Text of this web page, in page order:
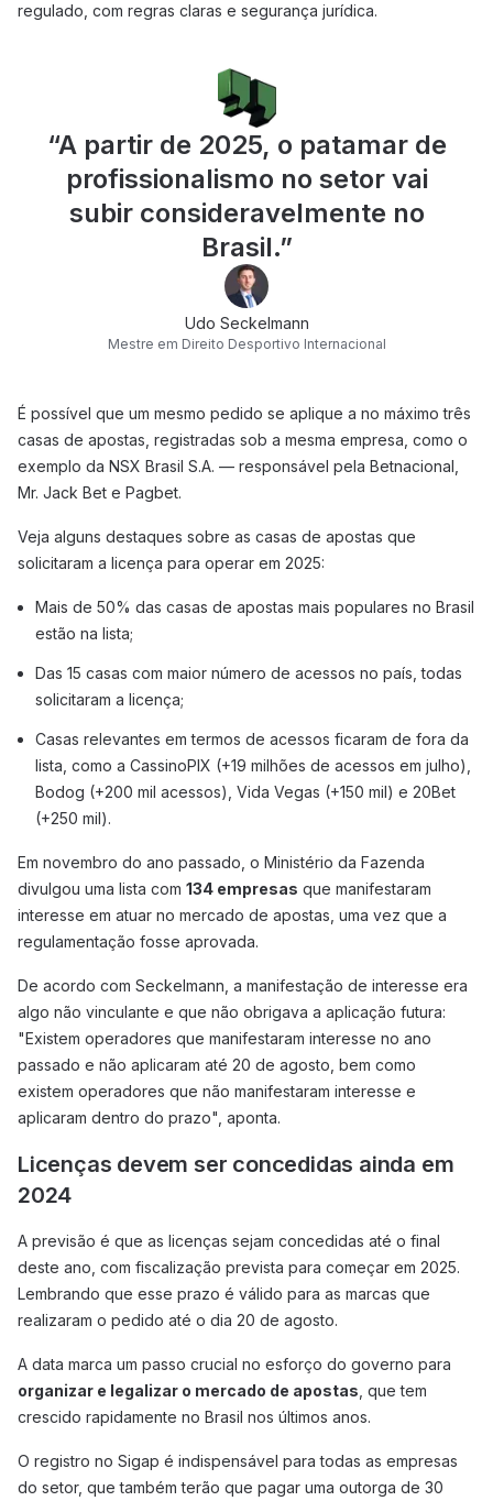
regulado, com regras claras e segurança jurídica.
“A partir de 2025, o patamar de
profissionalismo no setor vai
subir consideravelmente no
Brasil.”
Udo Seckelmann
Mestre em Direito Desportivo Internacional
É possível que um mesmo pedido se aplique a no máximo três
casas de apostas, registradas sob a mesma empresa, como o
exemplo da NSX Brasil S.A. — responsável pela Betnacional,
Mr. Jack Bet e Pagbet.
Veja alguns destaques sobre as casas de apostas que
solicitaram a licença para operar em 2025:
Mais de 50% das casas de apostas mais populares no Brasil
estão na lista;
Das 15 casas com maior número de acessos no país, todas
solicitaram a licença;
Casas relevantes em termos de acessos ficaram de fora da
lista, como a CassinoPIX (+19 milhões de acessos em julho),
Bodog (+200 mil acessos), Vida Vegas (+150 mil) e 20Bet
(+250 mil).
Em novembro do ano passado, o Ministério da Fazenda
divulgou uma lista com 134 empresas que manifestaram
interesse em atuar no mercado de apostas, uma vez que a
regulamentação fosse aprovada.
De acordo com Seckelmann, a manifestação de interesse era
algo não vinculante e que não obrigava a aplicação futura:
"Existem operadores que manifestaram interesse no ano
passado e não aplicaram até 20 de agosto, bem como
existem operadores que não manifestaram interesse e
aplicaram dentro do prazo", aponta.
Licenças devem ser concedidas ainda em
2024
A previsão é que as licenças sejam concedidas até o final
deste ano, com fiscalização prevista para começar em 2025.
Lembrando que esse prazo é válido para as marcas que
realizaram o pedido até o dia 20 de agosto.
A data marca um passo crucial no esforço do governo para
organizar e legalizar o mercado de apostas , que tem
crescido rapidamente no Brasil nos últimos anos.
O registro no Sigap é indispensável para todas as empresas
do setor, que também terão que pagar uma outorga de 30